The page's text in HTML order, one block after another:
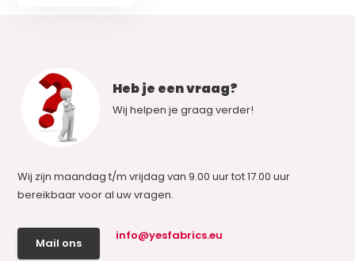
Heb je een vraag?
Wij helpen je graag verder!
Wij zijn maandag t/m vrijdag van 9.00 uur tot 17.00 uur
bereikbaar voor al uw vragen.
Mail ons
info@yesfabrics.eu